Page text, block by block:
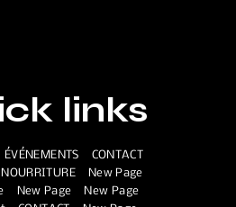
links
ÉVÉNEMENTS
CONTACT
NOURRITURE
New Page
New Page
New Page